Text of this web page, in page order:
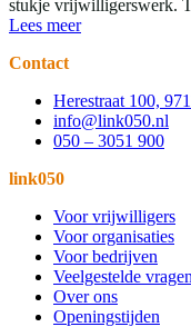
stukje vrijwilligerswerk.
Lees meer
Contact
Herestraat 100,
info@link050.nl
050 – 3051 900
link050
Voor vrijwilligers
Voor organisaties
Voor bedrijven
Veelgestelde vragen
Over ons
Openingstijden